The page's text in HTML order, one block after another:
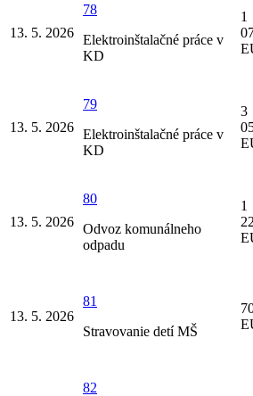
13. 5. 2026
78
Elektroinštalačné práce v
KD
1
13. 5. 2026
79
Elektroinštalačné práce v
KD
3
13. 5. 2026
80
Odvoz komunálneho
odpadu
1
13. 5. 2026
81
Stravovanie detí MŠ
82